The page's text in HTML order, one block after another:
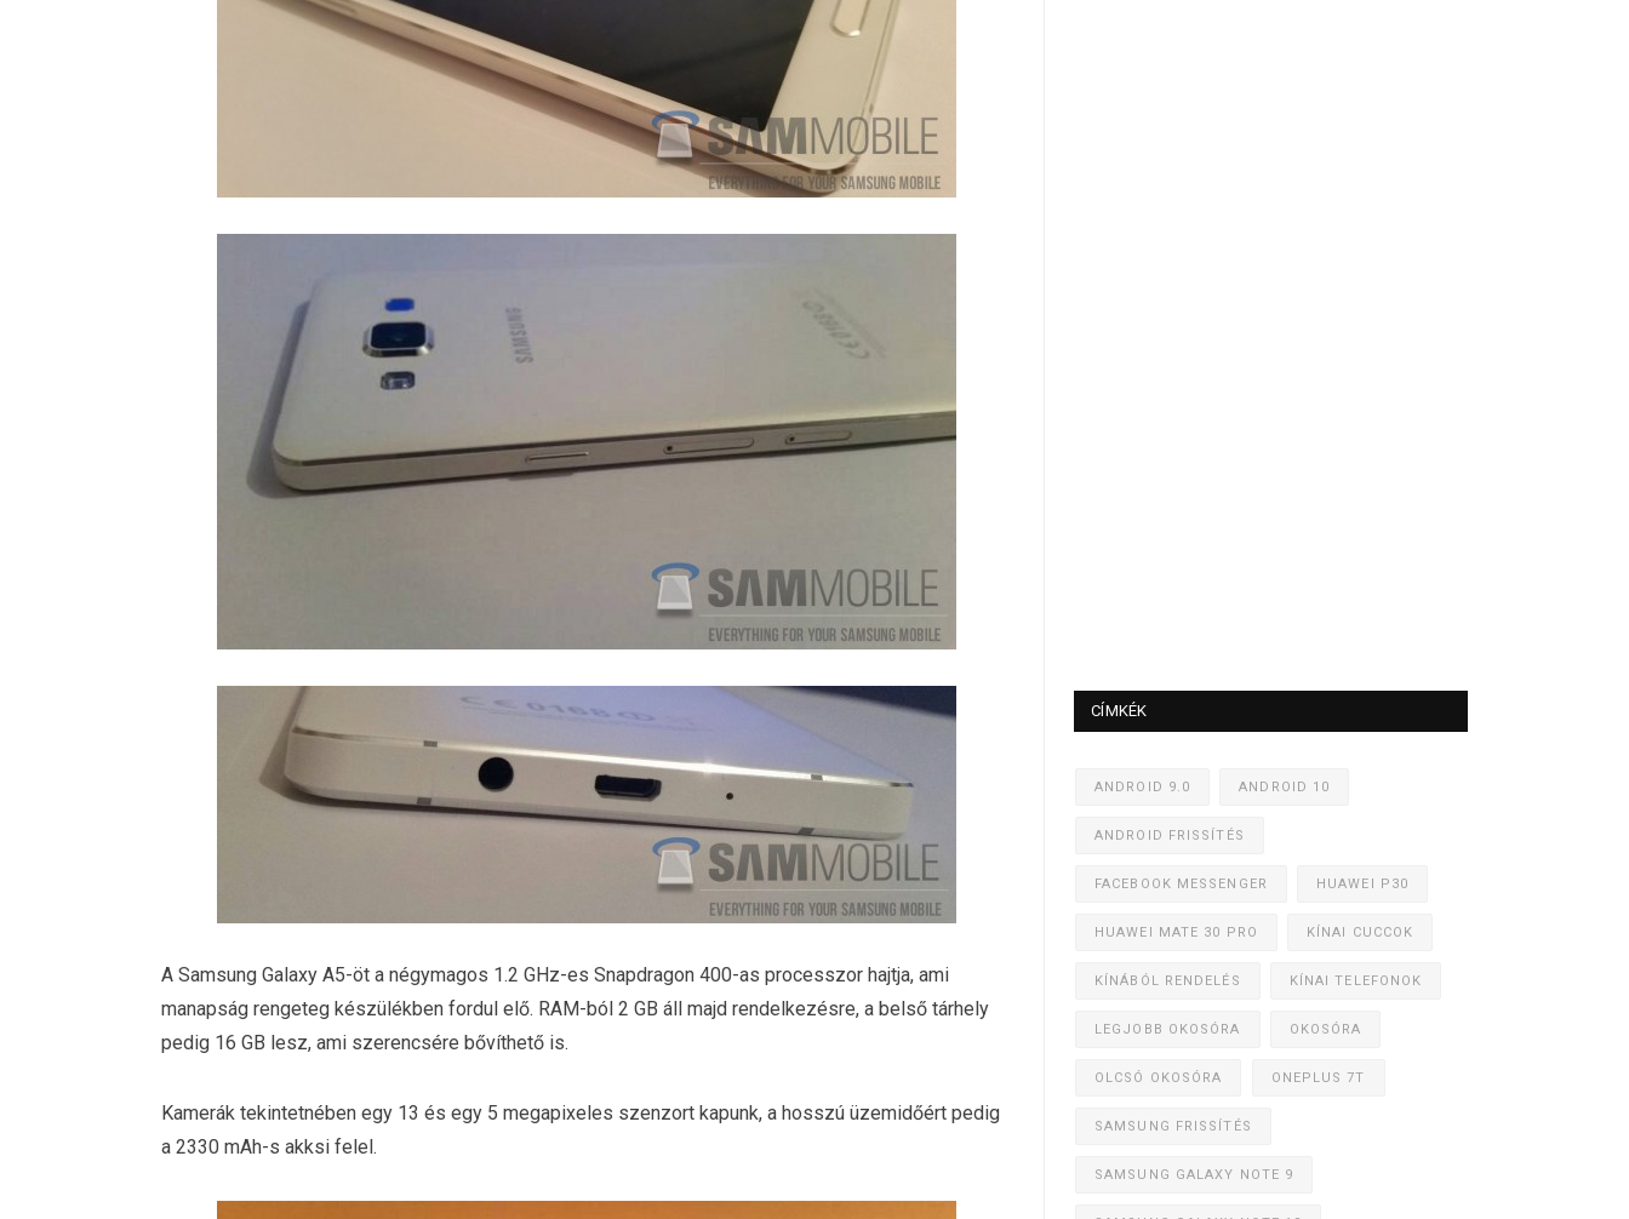
A Samsung Galaxy A5-öt a négymagos 1.2 GHz-es Snapdragon 400-as processzor hajtja, ami
manapság rengeteg készülékben fordul elő. RAM-ból 2 GB áll majd rendelkezésre, a belső tárhely
pedig 16 GB lesz, ami szerencsére bővíthető is.
Kamerák tekintetnében egy 13 és egy 5 megapixeles szenzort kapunk, a hosszú üzemidőért pedig
a 2330 mAh-s akksi felel.
CÍMKÉK
ANDROID 9.0 ANDROID 10
ANDROID FRISSÍTÉS
FACEBOOK MESSENGER HUAWEI P30
HUAWEI MATE 30 PRO KÍNAI CUCCOK
KÍNÁBÓL RENDELÉS KÍNAI TELEFONOK
LEGJOBB OKOSÓRA OKOSÓRA
OLCSÓ OKOSÓRA ONEPLUS 7T
SAMSUNG FRISSÍTÉS
SAMSUNG GALAXY NOTE 9